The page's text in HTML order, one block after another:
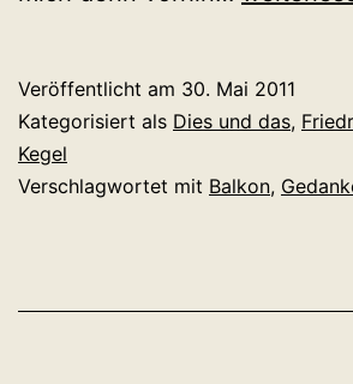
von
Veröffentlicht am 30. Mai 2011
Kategorisiert als Dies und das,
Kegel
Verschlagwortet mit Balkon,